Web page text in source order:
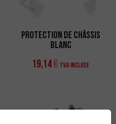
Protection de Châssis
Blanc
19,14€ TVA incluse